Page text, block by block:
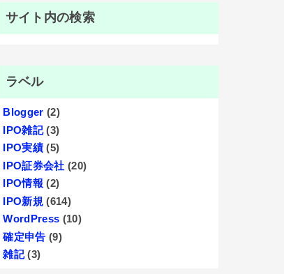
サイト内の検索
ラベル
Blogger (2)
IPO雑記 (3)
IPO実績 (5)
IPO証券会社 (20)
IPO情報 (2)
IPO新規 (614)
WordPress (10)
確定申告 (9)
雑記 (3)